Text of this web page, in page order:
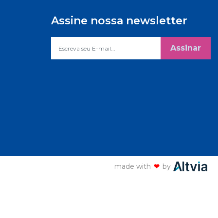
Assine nossa newsletter
Assinar
made with ❤ by